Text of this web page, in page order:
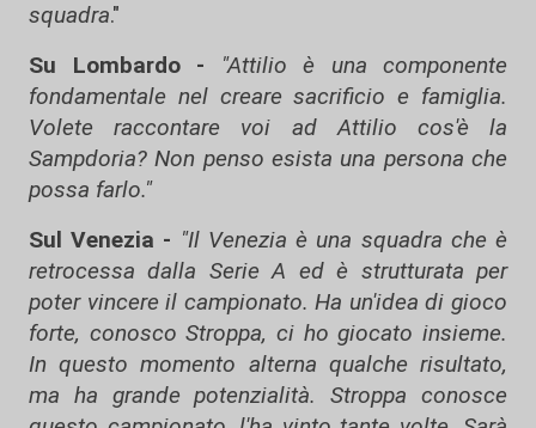
squadra."
Su Lombardo - "Attilio è una componente
fondamentale nel creare sacrificio e famiglia.
Volete raccontare voi ad Attilio cos'è la
Sampdoria? Non penso esista una persona che
possa farlo."
Sul Venezia - "Il Venezia è una squadra che è
retrocessa dalla Serie A ed è strutturata per
poter vincere il campionato. Ha un'idea di gioco
forte, conosco Stroppa, ci ho giocato insieme.
In questo momento alterna qualche risultato,
ma ha grande potenzialità. Stroppa conosce